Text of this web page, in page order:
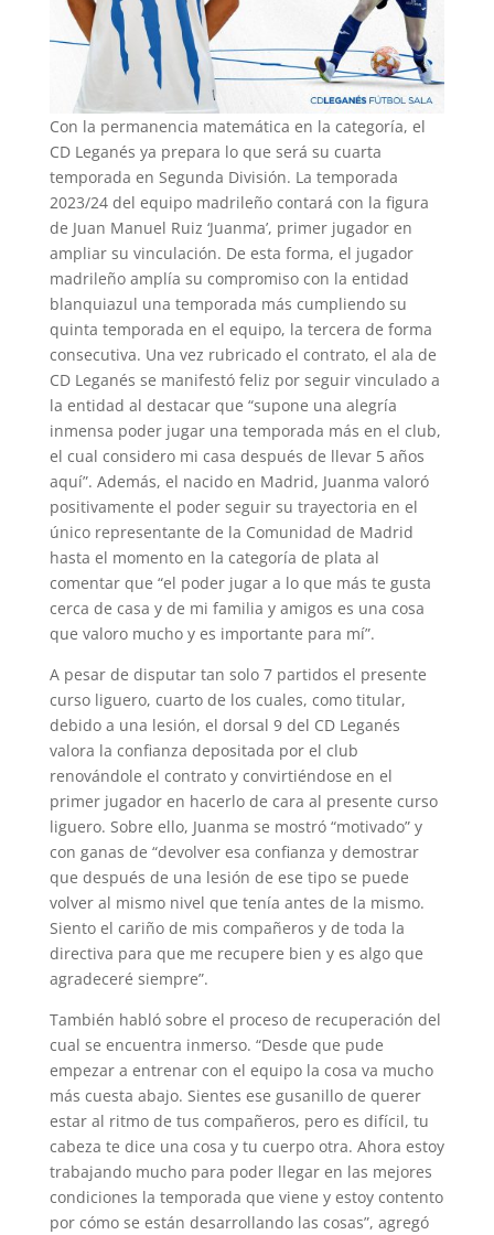
Con la permanencia matemática en la categoría, el
CD Leganés ya prepara lo que será su cuarta
temporada en Segunda División. La temporada
2023/24 del equipo madrileño contará con la figura
de Juan Manuel Ruiz ‘Juanma’, primer jugador en
ampliar su vinculación. De esta forma, el jugador
madrileño amplía su compromiso con la entidad
blanquiazul una temporada más cumpliendo su
quinta temporada en el equipo, la tercera de forma
consecutiva. Una vez rubricado el contrato, el ala de
CD Leganés se manifestó feliz por seguir vinculado a
la entidad al destacar que “supone una alegría
inmensa poder jugar una temporada más en el club,
el cual considero mi casa después de llevar 5 años
aquí”. Además, el nacido en Madrid, Juanma valoró
positivamente el poder seguir su trayectoria en el
único representante de la Comunidad de Madrid
hasta el momento en la categoría de plata al
comentar que “el poder jugar a lo que más te gusta
cerca de casa y de mi familia y amigos es una cosa
que valoro mucho y es importante para mí”.
A pesar de disputar tan solo 7 partidos el presente
curso liguero, cuarto de los cuales, como titular,
debido a una lesión, el dorsal 9 del CD Leganés
valora la confianza depositada por el club
renovándole el contrato y convirtiéndose en el
primer jugador en hacerlo de cara al presente curso
liguero. Sobre ello, Juanma se mostró “motivado” y
con ganas de “devolver esa confianza y demostrar
que después de una lesión de ese tipo se puede
volver al mismo nivel que tenía antes de la mismo.
Siento el cariño de mis compañeros y de toda la
directiva para que me recupere bien y es algo que
agradeceré siempre”.
También habló sobre el proceso de recuperación del
cual se encuentra inmerso. “Desde que pude
empezar a entrenar con el equipo la cosa va mucho
más cuesta abajo. Sientes ese gusanillo de querer
estar al ritmo de tus compañeros, pero es difícil, tu
cabeza te dice una cosa y tu cuerpo otra. Ahora estoy
trabajando mucho para poder llegar en las mejores
condiciones la temporada que viene y estoy contento
por cómo se están desarrollando las cosas”, agregó